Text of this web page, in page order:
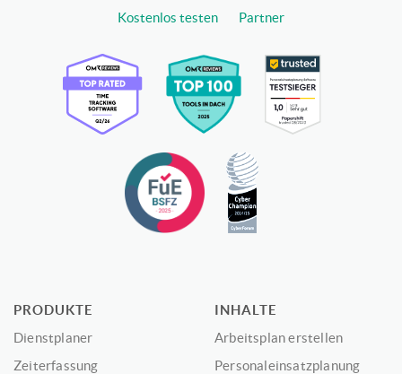
Kostenlos testen
Partner
PRODUKTE
Dienstplaner
Zeiterfassung
INHALTE
Arbeitsplan erstellen
Personaleinsatzplanung